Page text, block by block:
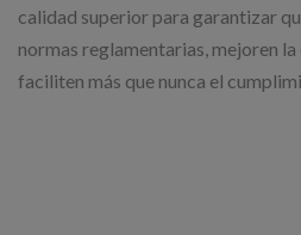
calidad superior para garantizar
normas reglamentarias, mejoren
faciliten más que nunca el